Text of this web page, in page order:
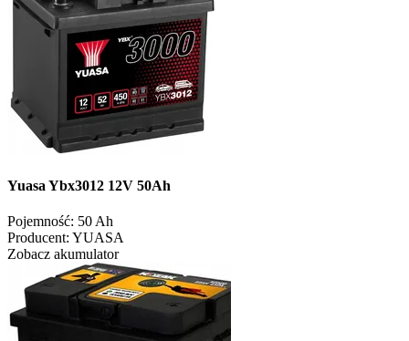
Yuasa Ybx3012 12V 50Ah
Pojemność: 50 Ah
Producent: YUASA
Zobacz akumulator